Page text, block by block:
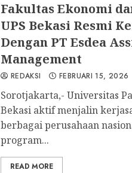
Fakultas Ekonomi
UPS Bekasi Resmi
Dengan PT Esdea
Management
REDAKSI FEBRUARI 15, 2026
Sorotjakarta,- Universitas
Bekasi aktif menjalin
berbagai perusahaan
program...
READ MORE